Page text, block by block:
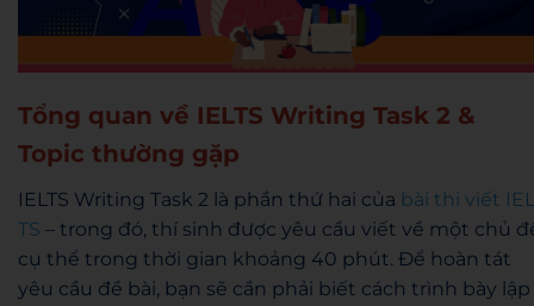
Tổng quan về IELTS Writing Task 2 &
Topic thường gặp
IELTS Writing Task 2 là phần thứ hai của bài thi viết IEL
TS – trong đó, thí sinh được yêu cầu viết về một chủ
cụ thể trong thời gian khoảng 40 phút. Để hoàn tát
yêu cầu đề bài, bạn sẽ cần phải biết cách trình bày lập